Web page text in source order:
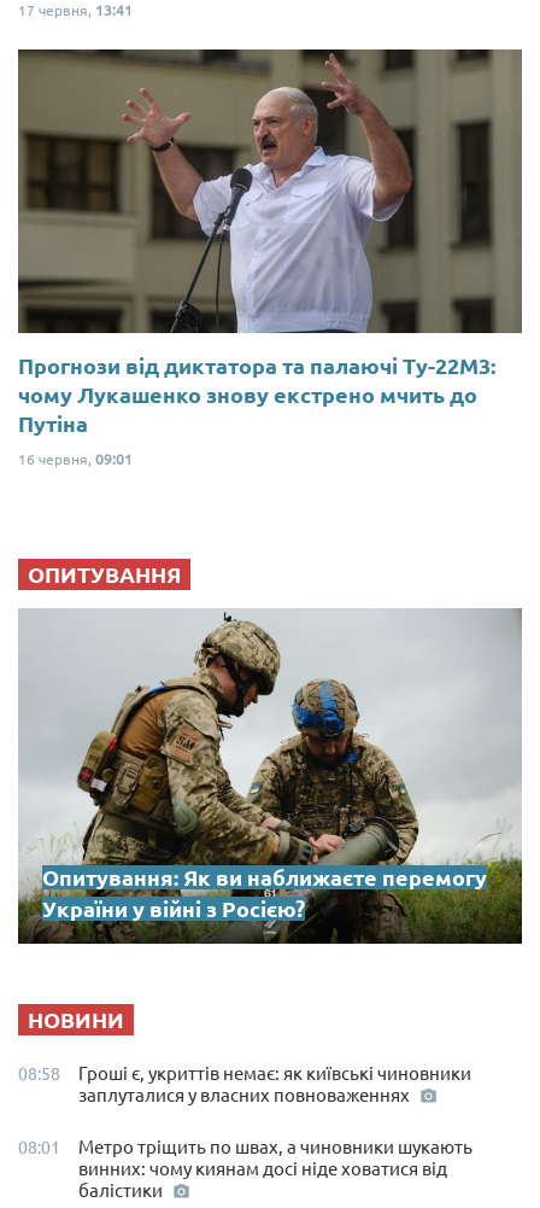
17 червня, 13:41
Прогнози від диктатора та палаючі Ту-22М3:
чому Лукашенко знову екстрено мчить до
Путіна
16 червня, 09:01
ОПИТУВАННЯ
Опитування: Як ви наближаєте перемогу
України у війні з Росією?
НОВИНИ
08:58
Гроші є, укриттів немає: як київські чиновники
заплуталися у власних повноваженнях
08:01
Метро тріщить по швах, а чиновники шукають
винних: чому киянам досі ніде ховатися від
балістики